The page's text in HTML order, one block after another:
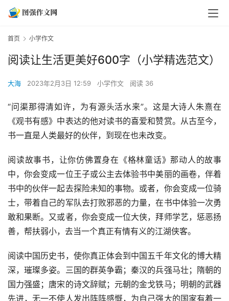
首页 小学作文
阅读让生活更美好600字（小学精选范文）
大海 2023年2月3日 12:59 小学作文 阅读 36
“问渠那得清如许，为有源头活水来”。这是大诗人朱熹在
《观书有感》中表达的他对读书的喜爱和赞赏。从古至今，
书一直是人类最好的伙伴，到现在也未改变。
阅读故事书，让你仿佛置身在《格林童话》那动人的故事
中，你会变成一位王子或公主去体验书中美丽的画卷，伴着
书中的伙伴一起去探险未知的事物。或者，你会变成一位骑
士，带着自己的军队去打败邪恶的力量，在书中体验一次勇
敢和果断。又或者，你会变成一位大侠，拜师学艺，惩恶扬
善，帮扶弱小，去当一个真正有情有义的江湖侠客。
阅读中国历史书，使你真正体会到中国五千年文化的博大精
深，璀璨多姿。三国的群英争霸；秦汉的兵强马壮；隋朝的
国力强盛；唐宋的诗文辞赋；元朝的金戈铁马；明朝的武器
先进，无一不使人发出阵阵感慨，为自己强大的国家有着一